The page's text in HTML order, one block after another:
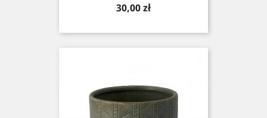
Cena
30,00 zł